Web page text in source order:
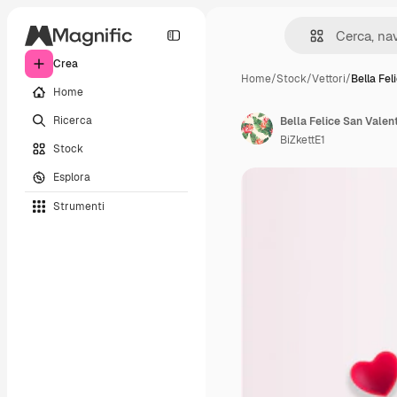
Crea
Home
Ricerca
Stock
Esplora
Strumenti
Home/Stock/Vettori/Bella
Bella Felice San
BiZkettE1